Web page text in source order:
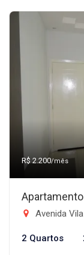
R$ 2.200/mês
Avenida
2 Quartos